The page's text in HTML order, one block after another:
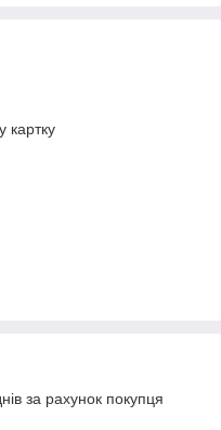
картку
за рахунок покупця